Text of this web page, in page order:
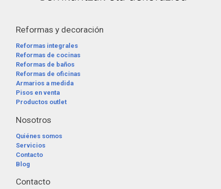
Reformas y decoración
Reformas integrales
Reformas de cocinas
Reformas de baños
Reformas de oficinas
Armarios a medida
Pisos en venta
Productos outlet
Nosotros
Quiénes somos
Servicios
Contacto
Blog
Contacto